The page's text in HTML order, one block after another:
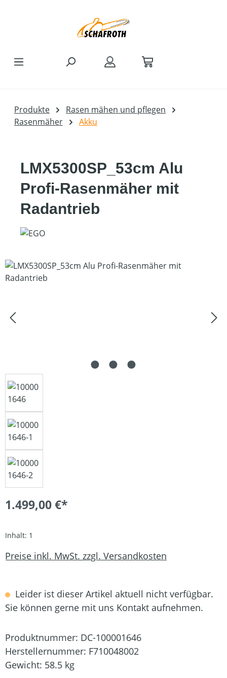
Produkte
Rasen mähen und pflegen
Rasenmäher
Akku
LMX5300SP_53cm Alu
Profi-Rasenmäher mit
Radantrieb
Bildergalerie überspringen
1.499,00 €*
Inhalt: 1
Preise inkl. MwSt. zzgl. Versandkosten
Leider ist dieser Artikel aktuell nicht verfügbar.
Sie können gerne mit uns Kontakt aufnehmen.
Produktnummer: DC-100001646
Herstellernummer: F710048002
Gewicht: 58.5 kg